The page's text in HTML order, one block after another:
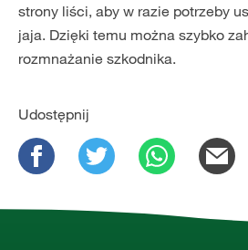
strony liści, aby w razie potrzeby
jaja. Dzięki temu można szybko
rozmnażanie szkodnika.
Udostępnij